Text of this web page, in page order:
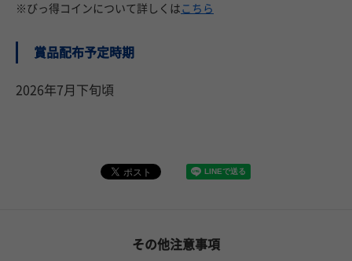
※びっ得コインについて詳しくは こちら
賞品配布予定時期
2026年7月下旬頃
その他注意事項